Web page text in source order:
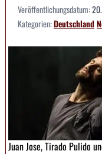
Veröffentlichungsdatum:
Kategorien:Deutschland
Juan Jose, Tirado Pulido